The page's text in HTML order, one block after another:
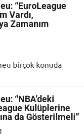
“EuroLeague
Vardı,
Zamanım
birçok konuda
“NBA’deki
Kulüplerine
da Gösterilmeli”